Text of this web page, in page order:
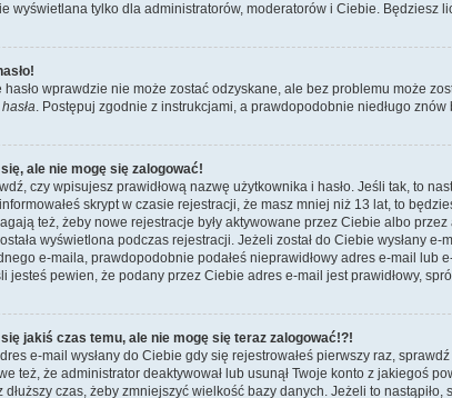
wyświetlana tylko dla administratorów, moderatorów i Ciebie. Będziesz
hasło wprawdzie nie może zostać odzyskane, ale bez problemu może
. Postępuj zgodnie z instrukcjami, a prawdopodobnie niedługo znów
ale nie mogę się zalogować!
czy wpisujesz prawidłową nazwę użytkownika i hasło. Jeśli tak, to
skrypt w czasie rejestracji, że masz mniej niż 13 lat, to
też, żeby nowe rejestracje były aktywowane przez Ciebie albo
wyświetlona podczas rejestracji. Jeżeli został do Ciebie wysłany
e-maila, prawdopodobnie podałeś nieprawidłowy adres e-mail lub
jesteś pewien, że podany przez Ciebie adres e-mail jest prawidłowy,
jakiś czas temu, ale nie mogę się teraz zalogować!?!
e-mail wysłany do Ciebie gdy się rejestrowałeś pierwszy raz,
też, że administrator deaktywował lub usunął Twoje konto z jakiegoś
czas, żeby zmniejszyć wielkość bazy danych. Jeżeli to